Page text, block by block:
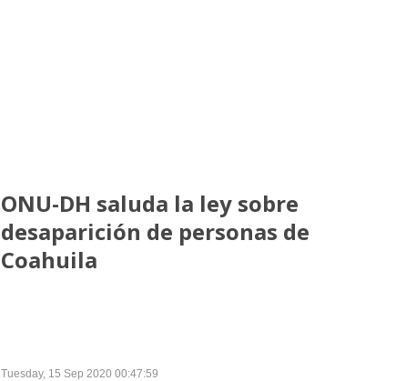
ONU-DH saluda la ley sobre
desaparición de personas de
Coahuila
Tuesday, 15 Sep 2020 00:47:59